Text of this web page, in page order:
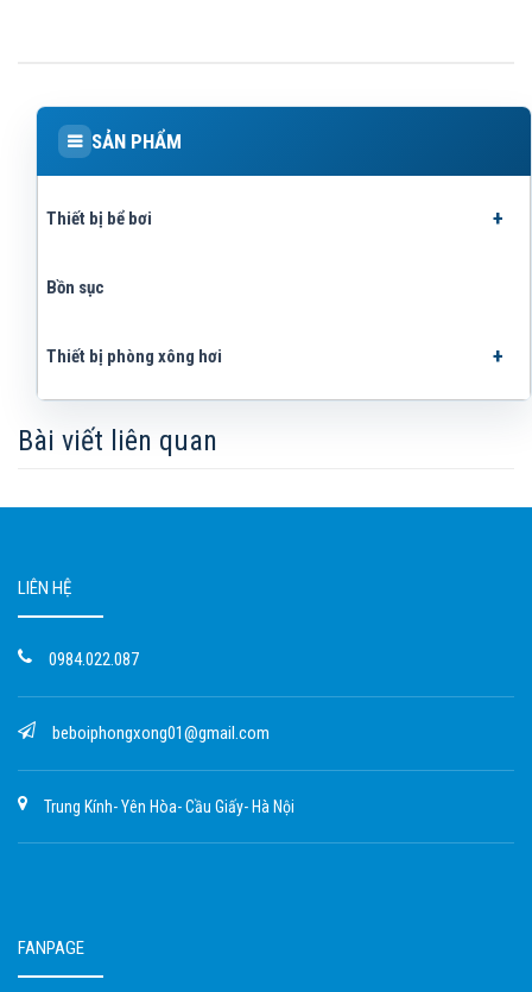
SẢN PHẨM
Thiết bị bể bơi
Bồn sục
Thiết bị phòng xông hơi
Bài viết liên quan
LIÊN HỆ
0984.022.087
beboiphongxong01@gmail.com
Trung Kính- Yên Hòa- Cầu Giấy- Hà Nội
FANPAGE